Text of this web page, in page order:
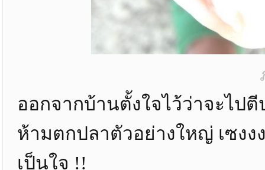
ออกจากบ้านตั้งใจไว้ว่าจะไป
ห้ามตกปลาตัวอย่างใหญ่ เซงง
เป็นใจ !!